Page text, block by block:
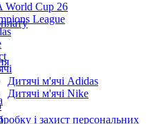
World Cup 26
League
Дитячі м'ячі Adidas
Дитячі м'ячі Nike
і захист персональних